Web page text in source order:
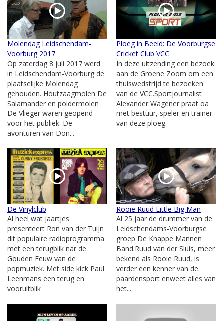
Molendag Leidschendam-
Voorburg 2017
Op zaterdag 8 juli 2017 werd
in Leidschendam-Voorburg de
plaatselijke Molendag
gehouden. Houtzaagmolen De
Salamander en poldermolen
De Vlieger waren geopend
voor het publiek. De
avonturen van Don...
Ploeg in Beeld: De Voorburgse
Cricket Club VCC
In deze uitzending een bezoek
aan de Groene Zoom om een
thuiswedstrijd te bezoeken
van de VCC.Sportjournalist
Alexander Wagener praat oa
met bestuur, speler en trainer
van deze ploeg.
De Vinylclub
Al heel wat jaartjes
presenteert Ron van der Tuijn
dit populaire radioprogramma
met een terugblik nar de
Gouden Eeuw van de
popmuziek. Met side kick Paul
Leenmans een terug en
vooruitblik
Rooie Ruud Little Big Man
Al 25 jaar de drummer van de
Leidschendams-Voorburgse
groep De Knappe Mannen
Band.Ruud van der Sluis, meer
bekend als Rooie Ruud, is
verder een kenner van de
paardensport enweet alles van
het...